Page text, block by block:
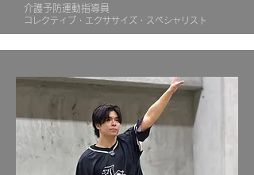
​介護予防運動指導員
​コレクティブ・エクササイズ・スペシャリスト